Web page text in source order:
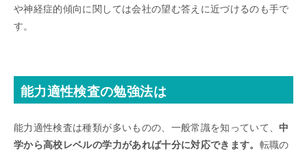
や神経症的傾向に関しては会社の望む答えに近づけるのも手で
す。
能力適性検査の勉強法は
能力適性検査は種類が多いものの、一般常識を知っていて、中
学から高校レベルの学力があれば十分に対応できます。 転職の